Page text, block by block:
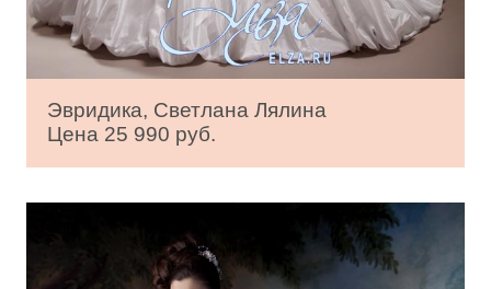
Эвридика, Светлана Лялина
Цена 25 990 руб.